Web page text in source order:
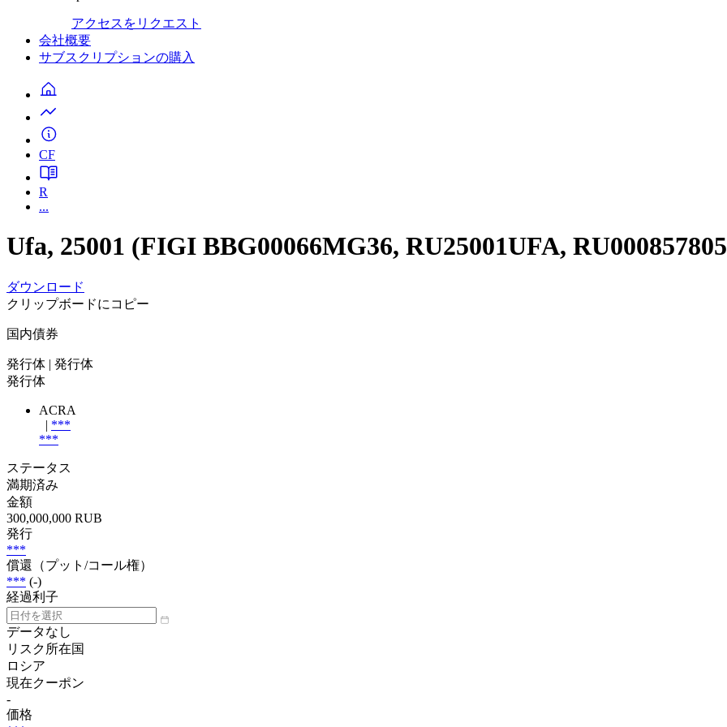
アクセスをリクエスト
会社概要
サブスクリプションの購入
CF
R
...
Ufa, 25001 (FIGI BBG00066MG36, RU25001UFA,
ダウンロード
クリップボードにコピー
国内債券
発行体 | 発行体
発行体
ACRA
| ***
***
ステータス
満期済み
金額
300,000,000 RUB
発行
***
償還（プット/コール権）
*** (-)
経過利子
データなし
リスク所在国
ロシア
現在クーポン
-
価格